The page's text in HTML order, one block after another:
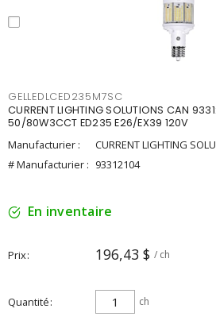
GELLEDLCED235M7SC
CURRENT LIGHTING SOLUTIONS CAN
50/80W3CCT ED235 E26/EX39 120V
Manufacturier :
CURRENT LIGHTING
# Manufacturier : 93312104
En inventaire
Prix 196,43 $ / ch
Quantité ch